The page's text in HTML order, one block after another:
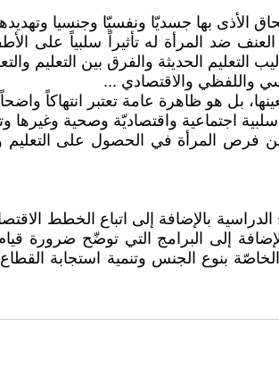
بها جسديّا ونفسيّا وجنسيا
ضد المرأة له تأثيراً سلبياً على
التعليم الحديثة والفرق بين
واللفظي والاقتصادي ...
بل هو ظاهرة عامة تعتبر انتهاكاً
اجتماعية واقتصاديّة وصحية وغيرها
فرص المرأة في الحصول على التعليم
بالإضافة إلى اتباع الخطط
إلى البرامج التي توضّح ضرورة
بنوع الجنس وتنمية استجابة